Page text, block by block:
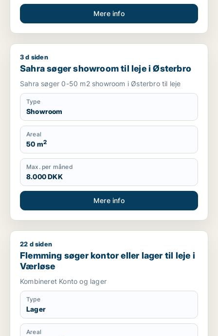
Mere info
Sahra søger showroom til leje i Østerbro
3 d siden
Sahra søger showroom til leje i Østerbro
Sahra søger 0-50 m2 showroom i Østerbro til leje
Type
Showroom
Areal
50 m2
Max. per måned
8.000 DKK
Mere info
Flemming søger kontor eller lager til leje i Værløse
22 d siden
Flemming søger kontor eller lager til leje i
Værløse
Kombineret Konto og lager
Type
Lager
Areal